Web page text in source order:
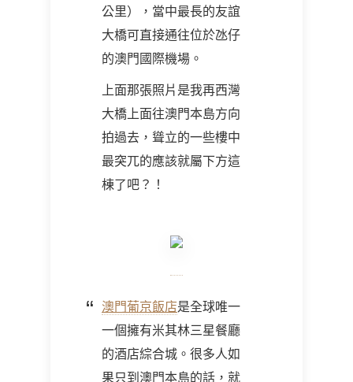
公里），當中最長的友誼
大橋可直接通往位於氹仔
的澳門國際機場。
上面那張照片是我再西灣
大橋上面往澳門本島方向
拍過去，聳立的一些樓中
最突兀的應該就屬下方這
棟了吧？！
澳門葡京飯店是全球唯一
一個擁有米其林三星餐廳
的酒店綜合城。很多人如
果只到澳門本島的話，就